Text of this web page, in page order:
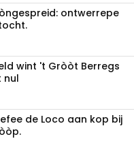
ontwerrepe
wint 't Gròòt Berregs
nul
de Loco aan kop bij